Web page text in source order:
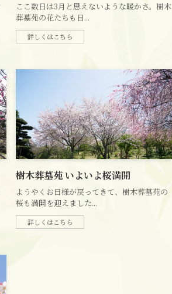
ここ数日は3月と思えないような暖かさ。樹木
葬墓苑の花たちも日...
詳しくはこちら
樹木葬墓苑 いよいよ桜満開
ようやくお日様が戻ってきて、樹木葬墓苑の
桜も満開を迎えました...
詳しくはこちら